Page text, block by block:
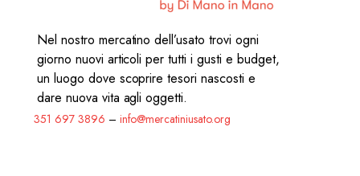
Nel nostro mercatino dell’usato trovi ogni
giorno nuovi articoli per tutti i gusti e budget,
un luogo dove scoprire tesori nascosti e
dare nuova vita agli oggetti.
351 697 3896 – info@mercatiniusato.org